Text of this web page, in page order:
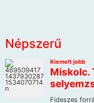
Népszerű